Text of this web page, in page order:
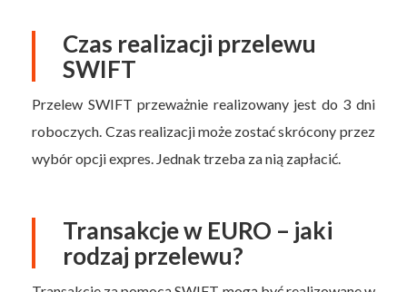
Czas realizacji przelewu
SWIFT
Przelew SWIFT przeważnie realizowany jest do 3 dni
roboczych. Czas realizacji może zostać skrócony przez
wybór opcji expres. Jednak trzeba za nią zapłacić.
Transakcje w EURO – jaki
rodzaj przelewu?